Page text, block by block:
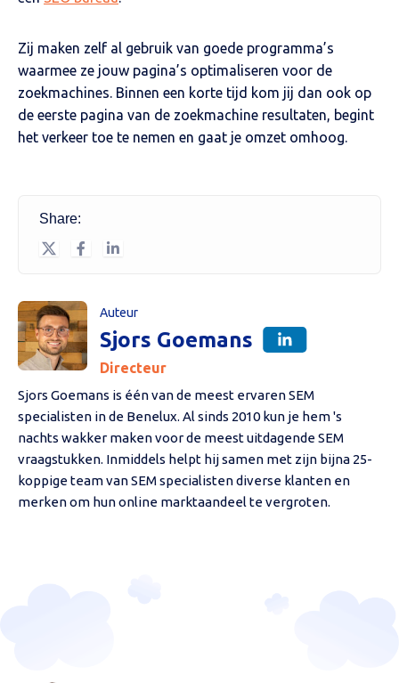
Zij maken zelf al gebruik van goede programma’s
waarmee ze jouw pagina’s optimaliseren voor de
zoekmachines. Binnen een korte tijd kom jij dan ook op
de eerste pagina van de zoekmachine resultaten, begint
het verkeer toe te nemen en gaat je omzet omhoog.
Share:
Auteur
Sjors Goemans
Directeur
Sjors Goemans is één van de meest ervaren SEM
specialisten in de Benelux. Al sinds 2010 kun je hem 's
nachts wakker maken voor de meest uitdagende SEM
vraagstukken. Inmiddels helpt hij samen met zijn bijna 25-
koppige team van SEM specialisten diverse klanten en
merken om hun online marktaandeel te vergroten.